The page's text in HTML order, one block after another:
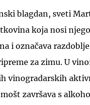
blagdan, sveti
koja nosi
i označava
za zimu. U
vinogradarskih
završava s